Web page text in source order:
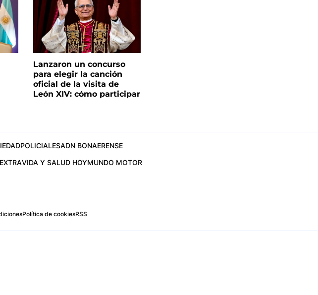
Lanzaron un concurso
para elegir la canción
oficial de la visita de
León XIV: cómo participar
POLICIALESADN BONAERENSE
VIDA Y SALUD HOYMUNDO MOTOR
Política de cookiesRSS